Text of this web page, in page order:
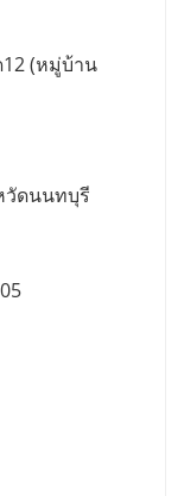
(หมู่บ้าน
วัดนนทบุรี